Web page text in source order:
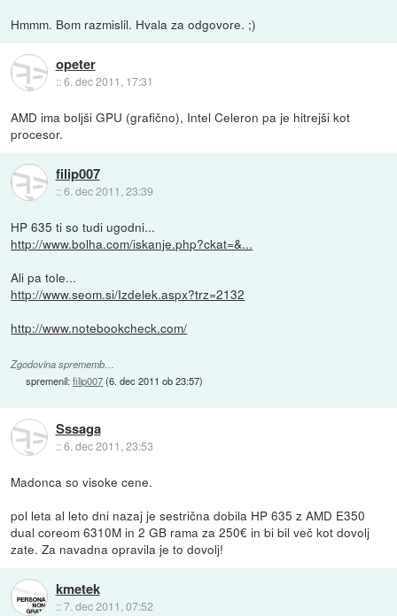
Hmmm. Bom razmislil. Hvala za odgovore. ;)
opeter
::6. dec 2011, 17:31
AMD ima boljši GPU (grafično), Intel Celeron pa je hitrejši kot
procesor.
filip007
::6. dec 2011, 23:39
HP 635 ti so tudi ugodni...
http://www.bolha.com/iskanje.php?ckat=&...
Ali pa tole...
http://www.seom.si/Izdelek.aspx?trz=2132
http://www.notebookcheck.com/
Zgodovina sprememb…
spremenil:filip007(6. dec 2011 ob 23:57)
Sssaga
::6. dec 2011, 23:53
Madonca so visoke cene.
pol leta al leto dni nazaj je sestrična dobila HP 635 z AMD E350
dual coreom 6310M in 2 GB rama za 250€ in bi bil več kot dovolj
zate. Za navadna opravila je to dovolj!
kmetek
::7. dec 2011, 07:52